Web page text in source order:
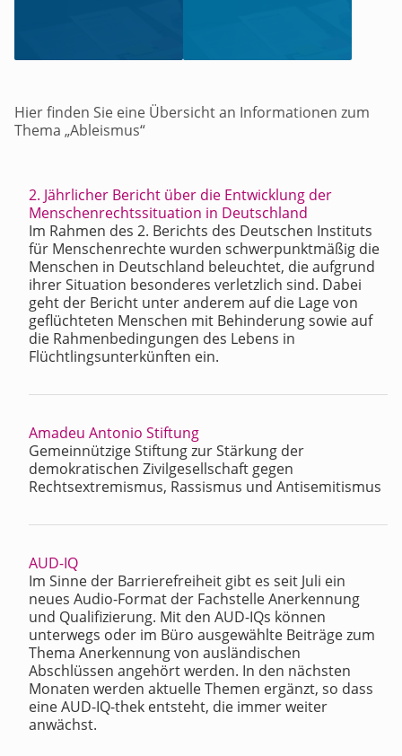
Hier finden Sie eine Übersicht an Informationen zum
Thema „Ableismus“
2. Jährlicher Bericht über die Entwicklung der
Menschenrechtssituation in Deutschland
Im Rahmen des 2. Berichts des Deutschen Instituts
für Menschenrechte wurden schwerpunktmäßig die
Menschen in Deutschland beleuchtet, die aufgrund
ihrer Situation besonderes verletzlich sind. Dabei
geht der Bericht unter anderem auf die Lage von
geflüchteten Menschen mit Behinderung sowie auf
die Rahmenbedingungen des Lebens in
Flüchtlingsunterkünften ein.
Amadeu Antonio Stiftung
Gemeinnützige Stiftung zur Stärkung der
demokratischen Zivilgesellschaft gegen
Rechtsextremismus, Rassismus und Antisemitismus
AUD-IQ
Im Sinne der Barrierefreiheit gibt es seit Juli ein
neues Audio-Format der Fachstelle Anerkennung
und Qualifizierung. Mit den AUD-IQs können
unterwegs oder im Büro ausgewählte Beiträge zum
Thema Anerkennung von ausländischen
Abschlüssen angehört werden. In den nächsten
Monaten werden aktuelle Themen ergänzt, so dass
eine AUD-IQ-thek entsteht, die immer weiter
anwächst.